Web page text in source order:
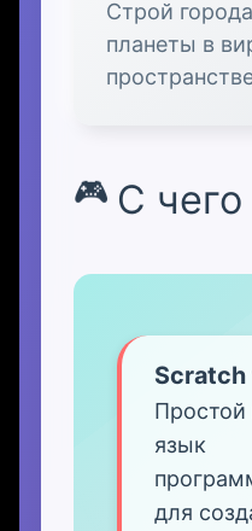
Строй
планеты в
С чего
Scratch
Простой
язык
для